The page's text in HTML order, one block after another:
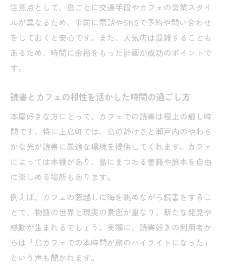
注意点として、島ごとに交通手段やカフェの営業スタイ
ルが異なるため、事前に電話やSNSで予約や問い合わせ
をしておくと安心です。また、人気店は混雑することも
あるため、時間に余裕をもった計画が成功のポイントで
す。
読書とカフェの相性を活かした時間の過ごし方
本屋好きな方にとって、カフェでの読書は極上の癒し時
間です。特に上島町では、島の静けさと瀬戸内のやわら
かな光が読書に最適な環境を提供してくれます。カフェ
によっては本棚があり、島にまつわる書籍や旅本を自由
に楽しめる場所もあります。
例えば、カフェの窓越しに海を眺めながら読書をするこ
とで、物語の世界と現実の景色が重なり、新たな発見や
感動が生まれるでしょう。実際に、読書好きの利用者か
らは「島カフェでの本時間が旅のハイライトになった」
という声も聞かれます。